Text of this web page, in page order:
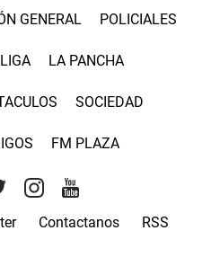
GENERAL POLICIALES
LA PANCHA
SOCIEDAD
FM PLAZA
Contactanos RSS